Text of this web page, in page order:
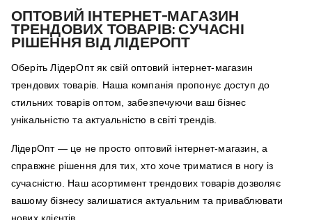
ОПТОВИЙ ІНТЕРНЕТ-МАГАЗИН
ТРЕНДОВИХ ТОВАРІВ: СУЧАСНІ
РІШЕННЯ ВІД ЛІДЕРОПТ
Оберіть ЛідерОпт як свій оптовий інтернет-магазин
трендових товарів. Наша компанія пропонує доступ до
стильних товарів оптом, забезпечуючи ваш бізнес
унікальністю та актуальністю в світі трендів.
ЛідерОпт — це не просто оптовий інтернет-магазин, а
справжнє рішення для тих, хто хоче триматися в ногу із
сучасністю. Наш асортимент трендових товарів дозволяє
вашому бізнесу залишатися актуальним та приваблювати